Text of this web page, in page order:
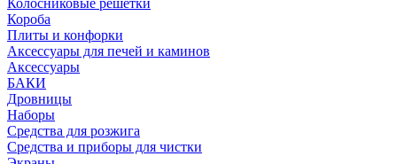
Колосниковые решетки
Короба
Плиты и конфорки
Аксессуары для печей и каминов
Аксессуары
БАКИ
Дровницы
Наборы
Средства для розжига
Средства и приборы для чистки